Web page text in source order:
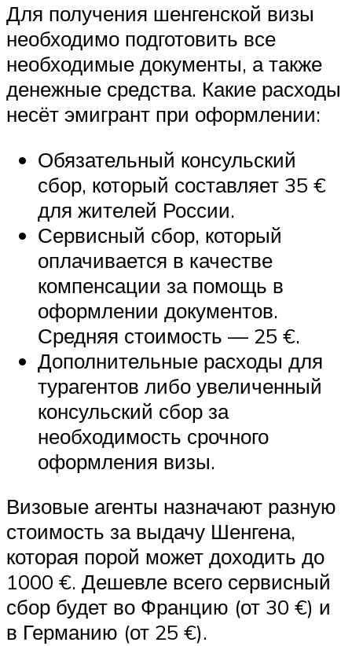
Для получения шенгенской визы
необходимо подготовить все
необходимые документы, а также
денежные средства. Какие расходы
несёт эмигрант при оформлении:
Обязательный консульский
сбор, который составляет 35 €
для жителей России.
Сервисный сбор, который
оплачивается в качестве
компенсации за помощь в
оформлении документов.
Средняя стоимость — 25 €.
Дополнительные расходы для
турагентов либо увеличенный
консульский сбор за
необходимость срочного
оформления визы.
Визовые агенты назначают разную
стоимость за выдачу Шенгена,
которая порой может доходить до
1000 €. Дешевле всего сервисный
сбор будет во Францию (от 30 €) и
в Германию (от 25 €).